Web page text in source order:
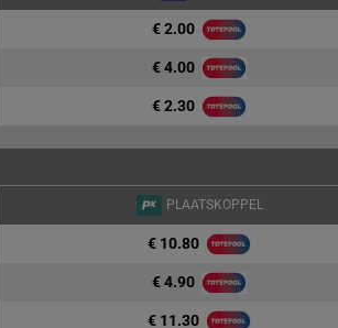
€ 2.00
€ 4.00
€ 2.30
PLAATSKOPPEL
€ 10.80
€ 4.90
€ 11.30